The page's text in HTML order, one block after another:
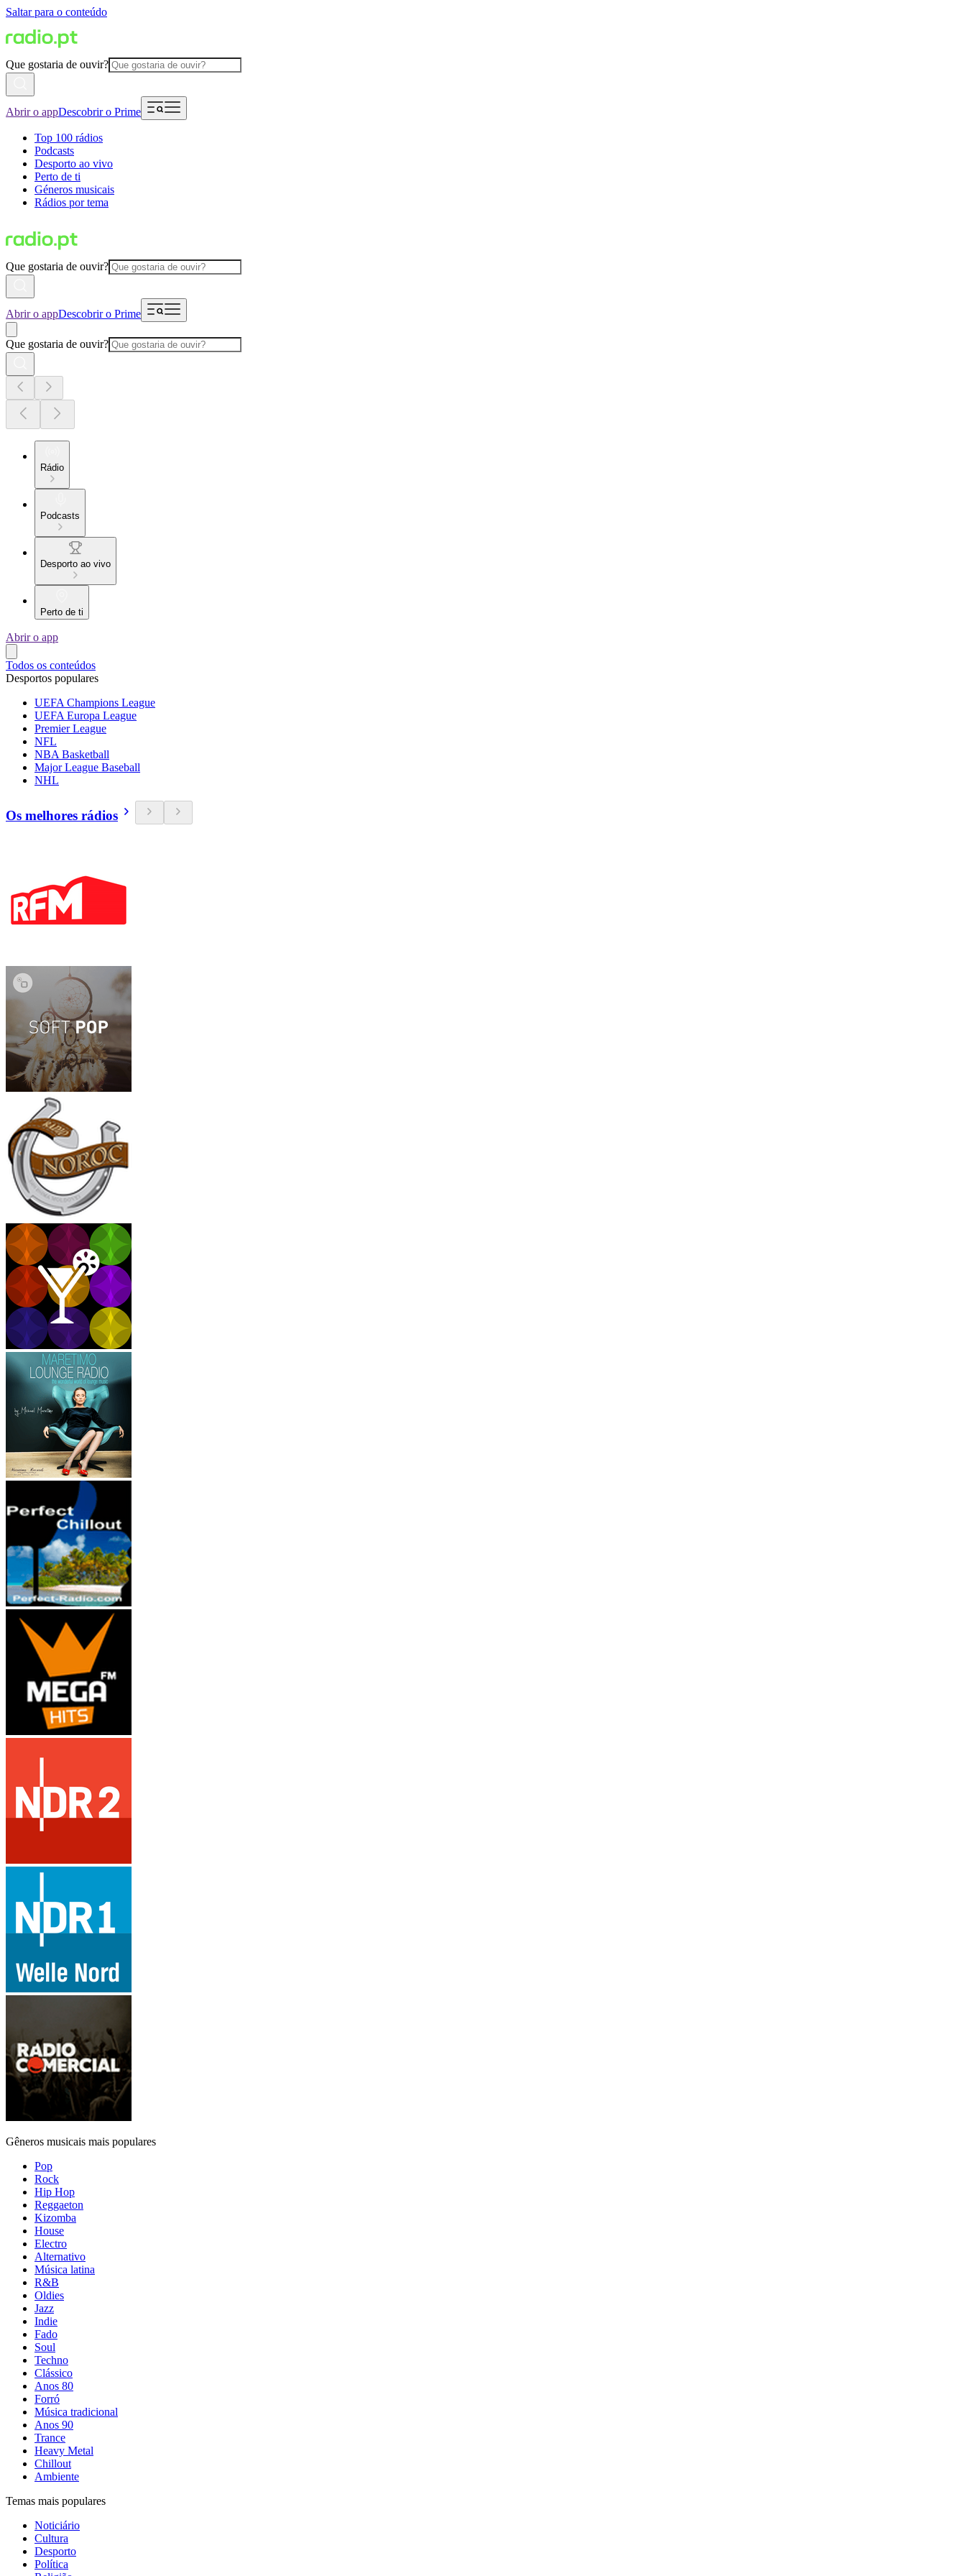
Saltar para o conteúdo
Que gostaria de ouvir?
Abrir o appDescobrir o Prime
Top 100 rádios
Podcasts
Desporto ao vivo
Perto de ti
Géneros musicais
Rádios por tema
Que gostaria de ouvir?
Abrir o appDescobrir o Prime
Que gostaria de ouvir?
Rádio
Podcasts
Desporto ao vivo
Perto de ti
Abrir o app
Todos os conteúdos
Desportos populares
UEFA Champions League
UEFA Europa League
Premier League
NFL
NBA Basketball
Major League Baseball
NHL
Os melhores rádios
Gêneros musicais mais populares
Pop
Rock
Hip Hop
Reggaeton
Kizomba
House
Electro
Alternativo
Música latina
R&B
Oldies
Jazz
Indie
Fado
Soul
Techno
Clássico
Anos 80
Forró
Música tradicional
Anos 90
Trance
Heavy Metal
Chillout
Ambiente
Temas mais populares
Noticiário
Cultura
Desporto
Política